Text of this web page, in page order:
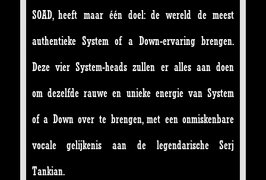
SOAD, heeft maar één doel: de wereld de meest
authentieke System of a Down-ervaring brengen.
Deze vier System-heads zullen er alles aan doen
om dezelfde rauwe en unieke energie van System
of a Down over te brengen, met een onmiskenbare
vocale gelijkenis aan de legendarische Serj
Tankian.